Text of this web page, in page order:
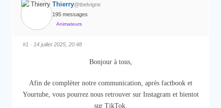
Thierry@tbelvigne
195 messages
Animateurs
#1 · 14 juillet 2025, 20:48
Bonjour à tous,
Afin de complèter notre communication, après factbook et
Yourtube, vous pourrez nous retrouver sur Instagram et bientot
sur TikTok.